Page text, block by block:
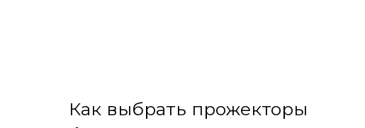
Как выбрать прожекторы